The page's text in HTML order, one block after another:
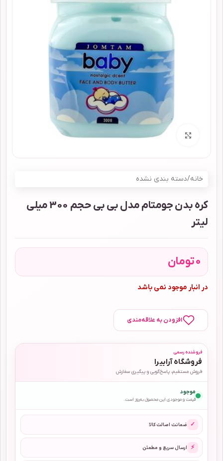
برای بزرگنمایی کلیک کنید
خانه/دسته بندی نشده
کره بدن جومتام مدل بی بی حجم 300 میلی
لیتر
0تومان
در انبار موجود نمی باشد
افزودن به علاقه‌مندی
فروشنده رسمی
فروشگاه آرابیرا
فروش مستقیم، پاسخ‌گویی و پیگیری سفارش
موجود
قیمت و موجودی این محصول به‌روز است.
✓ ضمانت اصالت کالا
⚡ ارسال سریع و مطمئن